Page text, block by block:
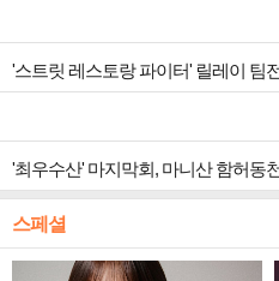
'스트릿 레스토랑 파이터' 릴레이 팀
'최우수산' 마지막회, 마니산 함허동
스페셜